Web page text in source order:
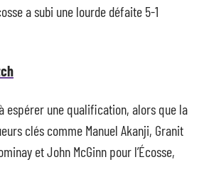
a subi une lourde défaite 5-1
espérer une qualification, alors que la
clés comme Manuel Akanji, Granit
et John McGinn pour l’Écosse,